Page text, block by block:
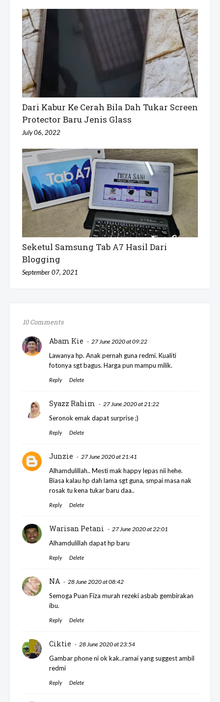
Dari Kabur Ke Cerah Bila Dah Tukar Screen
Protector Baru Jenis Glass
July 06, 2022
Seketul Samsung Tab A7 Hasil Dari
Blogging
September 07, 2021
10 Comments
Abam Kie 27 June 2020 at 09:22
Lawanya hp. Anak pernah guna redmi. Kualiti
fotonya sgt bagus. Harga pun mampu milik.
Reply Delete
Syazz Rahim 27 June 2020 at 21:22
Seronok emak dapat surprise ;)
Reply Delete
Junzie 27 June 2020 at 21:41
Alhamdulillah.. Mesti mak happy lepas nii hehe.
Biasa kalau hp dah lama sgt guna, smpai masa nak
rosak tu kena tukar baru daa..
Reply Delete
Warisan Petani 27 June 2020 at 22:01
Alhamdulillah dapat hp baru
Reply Delete
NA 28 June 2020 at 08:42
Semoga Puan Fiza murah rezeki asbab gembirakan
ibu.
Reply Delete
Ciktie 28 June 2020 at 23:54
Gambar phone ni ok kak..ramai yang suggest ambil
redmi
Reply Delete